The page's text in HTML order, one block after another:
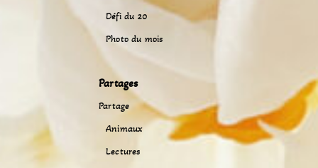
Défi du 20
Photo du mois
Partages
Partage
Animaux
Lectures